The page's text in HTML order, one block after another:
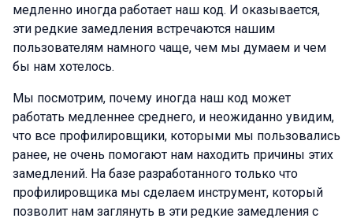
медленно иногда работает наш код. И оказывается,
эти редкие замедления встречаются нашим
пользователям намного чаще, чем мы думаем и чем
бы нам хотелось.
Мы посмотрим, почему иногда наш код может
работать медленнее среднего, и неожиданно увидим,
что все профилировщики, которыми мы пользовались
ранее, не очень помогают нам находить причины этих
замедлений. На базе разработанного только что
профилировщика мы сделаем инструмент, который
позволит нам заглянуть в эти редкие замедления с